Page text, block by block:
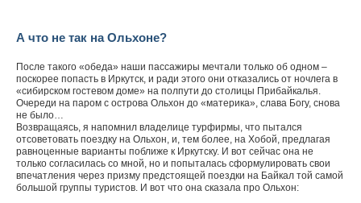
А что не так на Ольхоне?
После такого «обеда» наши пассажиры мечтали только об одном –
поскорее попасть в Иркутск, и ради этого они отказались от ночлега в
«сибирском гостевом доме» на полпути до столицы Прибайкалья.
Очереди на паром с острова Ольхон до «материка», слава Богу, снова
не было…
Возвращаясь, я напомнил владелице турфирмы, что пытался
отсоветовать поездку на Ольхон, и, тем более, на Хобой, предлагая
равноценные варианты поближе к Иркутску. И вот сейчас она не
только согласилась со мной, но и попыталась сформулировать свои
впечатления через призму предстоящей поездки на Байкал той самой
большой группы туристов. И вот что она сказала про Ольхон: